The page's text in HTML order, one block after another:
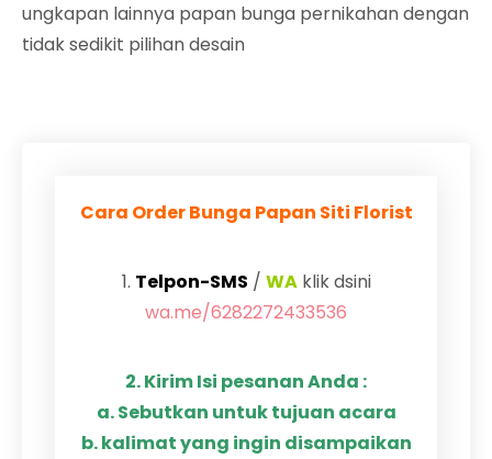
ungkapan lainnya papan bunga pernikahan dengan
tidak sedikit pilihan desain
Cara Order Bunga Papan Siti Florist
1. Telpon-SMS / WAklik dsini
wa.me/6282272433536
2. Kirim Isi pesanan Anda :
a. Sebutkan untuk tujuan acara
b. kalimat yang ingin disampaikan